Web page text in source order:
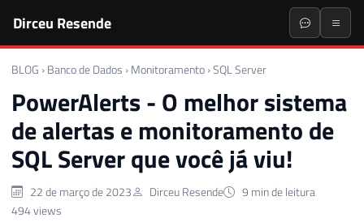
Dirceu Resende
BLOG › Banco de Dados › Monitoramento ›SQL Server
PowerAlerts - O melhor sistema
de alertas e monitoramento de
SQL Server que você já viu!
22 de março de 2023 Dirceu Resende
9 min de leitura
494 views